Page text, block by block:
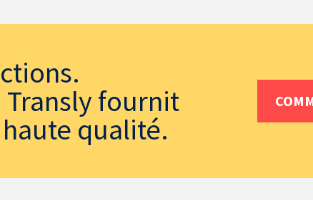
Transly fournit
qualité.